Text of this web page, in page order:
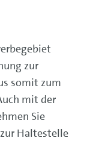
zur
somit zum
mit der
Sie
Haltestelle